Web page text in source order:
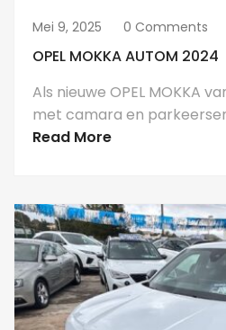
Mei 9, 2025 0 Comments
OPEL MOKKA AUTOM 2024
Als nieuwe OPEL MOKKA
met camara en
Read More